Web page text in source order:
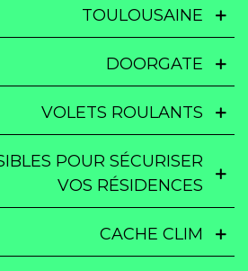
TOULOUSAINE
DOORGATE
VOLETS ROULANTS
POUR SÉCURISER
VOS RÉSIDENCES
CACHE CLIM